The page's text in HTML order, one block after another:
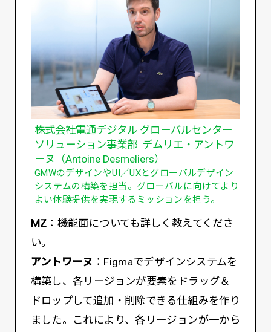
株式会社電通デジタル グローバルセンター
ソリューション事業部 デムリエ・アントワ
ーヌ（Antoine Desmeliers）
GMWのデザインやUI／UXとグローバルデザイン
システムの構築を担当。グローバルに向けてより
よい体験提供を実現するミッションを担う。
MZ ：機能面についても詳しく教えてくださ
い。
アントワーヌ ：Figmaでデザインシステムを
構築し、各リージョンが要素をドラッグ＆
ドロップして追加・削除できる仕組みを作り
ました。これにより、各リージョンが一から